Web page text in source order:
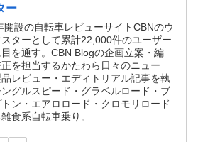
ー
開設の自転車レビューサイトCBNのウ
スターとして累計22,000件のユーザー
を通す。CBN Blogの企画立案・編
を担当するかたわら日々のニュー
品レビュー・エディトリアル記事を執
グルスピード・グラベルロード・ブ
トン・エアロロード・クロモリロード
食系自転車乗り。